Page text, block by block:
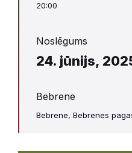
20:00
Noslēgums
24. jūnijs,
Bebrene
Bebrene, Bebrenes